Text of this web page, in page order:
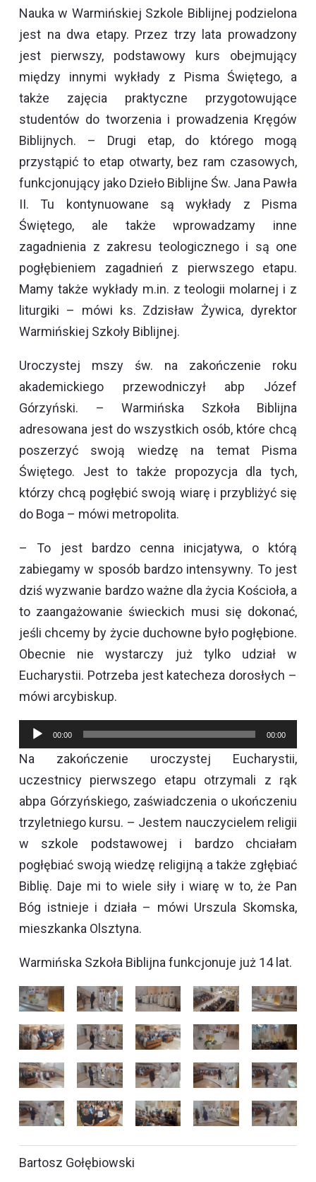
Nauka w Warmińskiej Szkole Biblijnej podzielona
jest na dwa etapy. Przez trzy lata prowadzony
jest pierwszy, podstawowy kurs obejmujący
między innymi wykłady z Pisma Świętego, a
także zajęcia praktyczne przygotowujące
studentów do tworzenia i prowadzenia Kręgów
Biblijnych. – Drugi etap, do którego mogą
przystąpić to etap otwarty, bez ram czasowych,
funkcjonujący jako Dzieło Biblijne Św. Jana Pawła
II. Tu kontynuowane są wykłady z Pisma
Świętego, ale także wprowadzamy inne
zagadnienia z zakresu teologicznego i są one
pogłębieniem zagadnień z pierwszego etapu.
Mamy także wykłady m.in. z teologii molarnej i z
liturgiki – mówi ks. Zdzisław Żywica, dyrektor
Warmińskiej Szkoły Biblijnej.
Uroczystej mszy św. na zakończenie roku
akademickiego przewodniczył abp Józef
Górzyński. – Warmińska Szkoła Biblijna
adresowana jest do wszystkich osób, które chcą
poszerzyć swoją wiedzę na temat Pisma
Świętego. Jest to także propozycja dla tych,
którzy chcą pogłębić swoją wiarę i przybliżyć się
do Boga – mówi metropolita.
– To jest bardzo cenna inicjatywa, o którą
zabiegamy w sposób bardzo intensywny. To jest
dziś wyzwanie bardzo ważne dla życia Kościoła, a
to zaangażowanie świeckich musi się dokonać,
jeśli chcemy by życie duchowne było pogłębione.
Obecnie nie wystarczy już tylko udział w
Eucharystii. Potrzeba jest katecheza dorosłych –
mówi arcybiskup.
Odtwarzacz
plików
dźwiękowych
00:00 00:00
Na zakończenie uroczystej Eucharystii,
uczestnicy pierwszego etapu otrzymali z rąk
abpa Górzyńskiego, zaświadczenia o ukończeniu
trzyletniego kursu. – Jestem nauczycielem religii
w szkole podstawowej i bardzo chciałam
pogłębiać swoją wiedzę religijną a także zgłębiać
Biblię. Daje mi to wiele siły i wiarę w to, że Pan
Bóg istnieje i działa – mówi Urszula Skomska,
mieszkanka Olsztyna.
Warmińska Szkoła Biblijna funkcjonuje już 14 lat.
Bartosz Gołębiowski